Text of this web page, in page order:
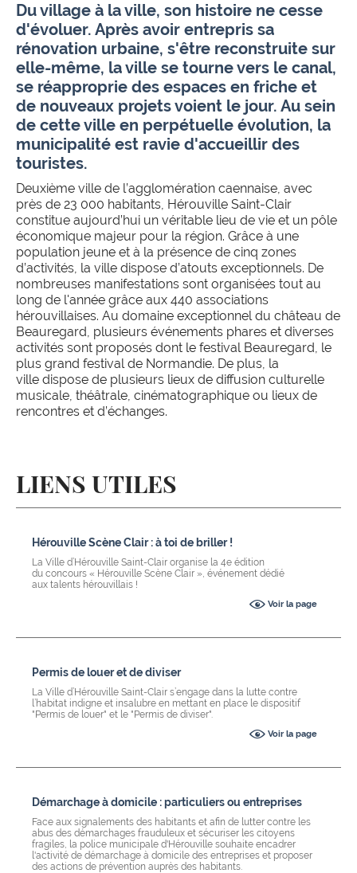
Du village à la ville, son histoire ne cesse
d'évoluer. Après avoir entrepris sa
rénovation urbaine, s'être reconstruite sur
elle-même, la ville se tourne vers le canal,
se réapproprie des espaces en friche et
de nouveaux projets voient le jour. Au sein
de cette ville en perpétuelle évolution, la
municipalité est ravie d'accueillir des
touristes.
Deuxième ville de l’agglomération caennaise, avec
près de 23 000 habitants, Hérouville Saint-Clair
constitue aujourd’hui un véritable lieu de vie et un pôle
économique majeur pour la région. Grâce à une
population jeune et à la présence de cinq zones
d’activités, la ville dispose d’atouts exceptionnels. De
nombreuses manifestations sont organisées tout au
long de l'année grâce aux 440 associations
hérouvillaises. Au domaine exceptionnel du château de
Beauregard, plusieurs événements phares et diverses
activités sont proposés dont le festival Beauregard, le
plus grand festival de Normandie. De plus, la
ville dispose de plusieurs lieux de diffusion culturelle
musicale, théâtrale, cinématographique ou lieux de
rencontres et d’échanges.
LIENS UTILES
Hérouville Scène Clair : à toi de briller !
La Ville d’Hérouville Saint-Clair organise la 4e édition
du concours « Hérouville Scène Clair », événement dédié
aux talents hérouvillais !
Voir la page
Permis de louer et de diviser
La Ville d’Hérouville Saint-Clair s’engage dans la lutte contre
l’habitat indigne et insalubre en mettant en place le dispositif
"Permis de louer" et le "Permis de diviser".
Voir la page
Démarchage à domicile : particuliers ou entreprises
Face aux signalements des habitants et afin de lutter contre les
abus des démarchages frauduleux et sécuriser les citoyens
fragiles, la police municipale d'Hérouville souhaite encadrer
l'activité de démarchage à domicile des entreprises et proposer
des actions de prévention auprès des habitants.